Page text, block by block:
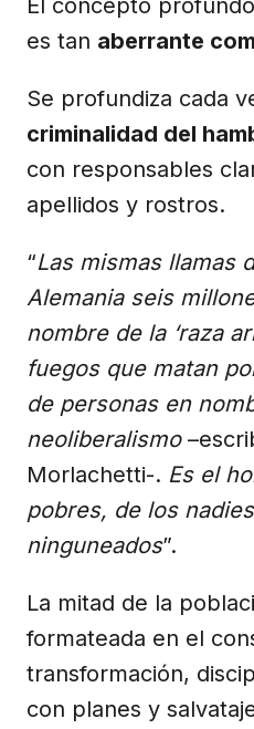
El concepto
es tan aberrante
Se profundiza cada
criminalidad del
con responsables
apellidos y rostros.
“Las mismas llamas
Alemania seis
nombre de la ‘raza
fuegos que matan
de personas en
neoliberalismo
Morlachetti-. Es el
pobres, de los
ninguneados”.
La mitad de la
formateada en el
transformación,
con planes y